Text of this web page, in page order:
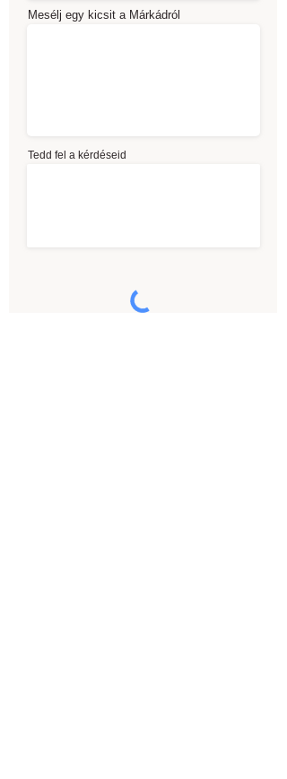
Mesélj egy kicsit a Márkádról
Tedd fel a kérdéseid